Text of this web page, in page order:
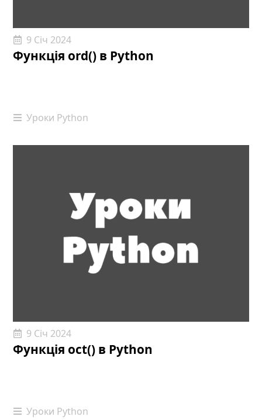
Функція ord() в Python
9 Січ 2024
Уроки Python
Функція oct() в Python
9 Січ 2024
Уроки Python